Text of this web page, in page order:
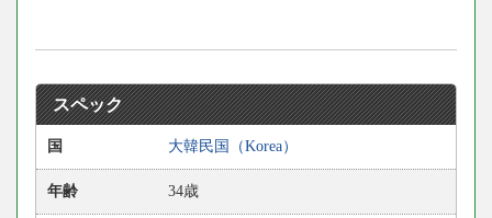
スペック
国 大韓民国（Korea）
年齢 34歳